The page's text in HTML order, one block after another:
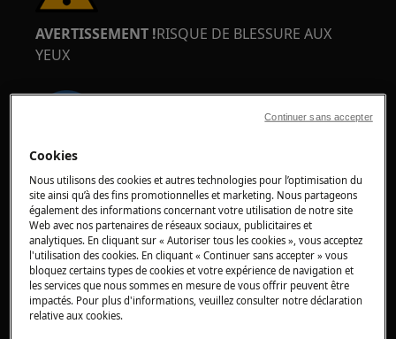
AVERTISSEMENT !RISQUE DE BLESSURE AUX
YEUX
Portez des lunettes de sécurité si vous effectuez
des travaux de maintenance ou de réparation
impliquant des ressorts.
Cookies
Nous utilisons des cookies et autres technologies pour l’optimisation du
site ainsi qu’à des fins promotionnelles et marketing. Nous partageons
également des informations concernant votre utilisation de notre site
Web avec nos partenaires de réseaux sociaux, publicitaires et
analytiques. En cliquant sur « Autoriser tous les cookies », vous acceptez
l'utilisation des cookies. En cliquant « Continuer sans accepter » vous
bloquez certains types de cookies et votre expérience de navigation et
les services que nous sommes en mesure de vous offrir peuvent être
impactés. Pour plus d'informations, veuillez consulter notre déclaration
relative aux cookies.
Continuer sans accepter